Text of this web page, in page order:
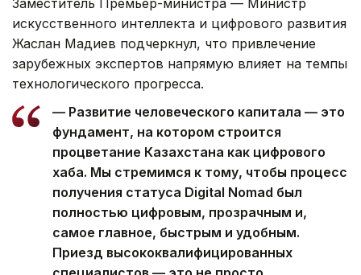
Заместитель Премьер-министра — Министр
искусственного интеллекта и цифрового развития
Жаслан Мадиев подчеркнул, что привлечение
зарубежных экспертов напрямую влияет на темпы
технологического прогресса.
— Развитие человеческого капитала — это
фундамент, на котором строится
процветание Казахстана как цифрового
хаба. Мы стремимся к тому, чтобы процесс
получения статуса Digital Nomad был
полностью цифровым, прозрачным и,
самое главное, быстрым и удобным.
Приезд высококвалифицированных